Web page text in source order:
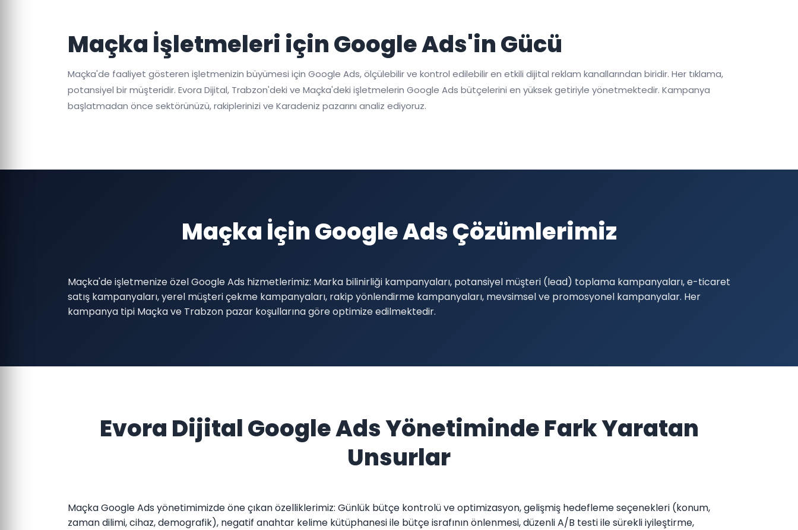
Maçka İşletmeleri için Google Ads'in Gücü
Maçka'de faaliyet gösteren işletmenizin büyümesi için Google Ads, ölçülebilir ve kontrol edilebilir en etkili dijital reklam kanallarından biridir. Her tıklama,
potansiyel bir müşteridir. Evora Dijital, Trabzon'deki ve Maçka'deki işletmelerin Google Ads bütçelerini en yüksek getiriyle yönetmektedir. Kampanya
başlatmadan önce sektörünüzü, rakiplerinizi ve Karadeniz pazarını analiz ediyoruz.
Maçka İçin Google Ads Çözümlerimiz
Maçka'de işletmenize özel Google Ads hizmetlerimiz: Marka bilinirliği kampanyaları, potansiyel müşteri (lead) toplama kampanyaları, e-ticaret
satış kampanyaları, yerel müşteri çekme kampanyaları, rakip yönlendirme kampanyaları, mevsimsel ve promosyonel kampanyalar. Her
kampanya tipi Maçka ve Trabzon pazar koşullarına göre optimize edilmektedir.
Evora Dijital Google Ads Yönetiminde Fark Yaratan
Unsurlar
Maçka Google Ads yönetimimizde öne çıkan özelliklerimiz: Günlük bütçe kontrolü ve optimizasyon, gelişmiş hedefleme seçenekleri (konum,
zaman dilimi, cihaz, demografik), negatif anahtar kelime kütüphanesi ile bütçe israfının önlenmesi, düzenli A/B testi ile sürekli iyileştirme,